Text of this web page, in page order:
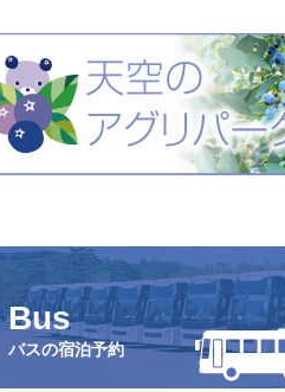
Bus
バスの宿泊予約